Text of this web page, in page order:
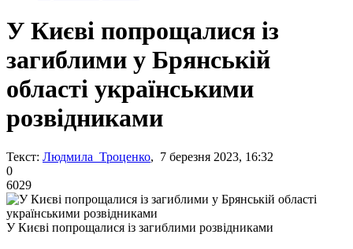
У Києві попрощалися із
загиблими у Брянській
області українськими
розвідниками
Текст: Людмила Троценко, 7 березня 2023, 16:32
0
6029
У Києві попрощалися із загиблими розвідниками